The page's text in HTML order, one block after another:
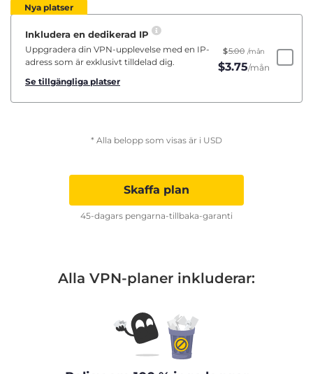
Nya platser
Inkludera en dedikerad IP
Uppgradera din VPN-upplevelse med en IP-
adress som är exklusivt tilldelad dig.
Se tillgängliga platser
$5.00 /mån
$3.75/mån
* Alla belopp som visas är i USD
Skaffa plan
45-dagars pengarna-tillbaka-garanti
Alla VPN-planer inkluderar: